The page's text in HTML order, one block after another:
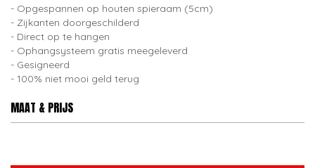
Opgespannen op houten spieraam (5cm)
Zijkanten doorgeschilderd
Direct op te hangen
Ophangsysteem gratis meegeleverd
Gesigneerd
100% niet mooi geld terug
MAAT & PRIJS